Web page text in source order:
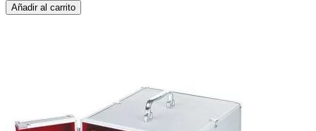
Añadir al carrito